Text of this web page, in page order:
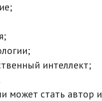
интеллект;
может стать автор